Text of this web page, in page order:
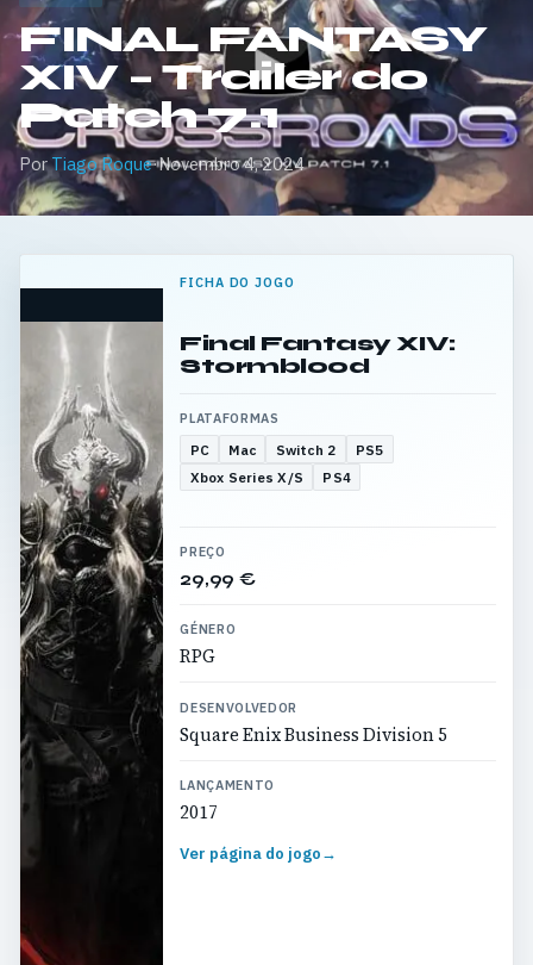
FINAL FANTASY
XIV – Trailer do
Patch 7.1
PorTiago Roque·Novembro 4, 2024
FICHA DO JOGO
Final Fantasy XIV:
Stormblood
PLATAFORMAS
PC Mac Switch 2
PS5
Xbox Series X/S
PS4
PREÇO
29,99 €
GÉNERO
RPG
DESENVOLVEDOR
Square Enix Business Division 5
LANÇAMENTO
2017
Ver página do jogo→